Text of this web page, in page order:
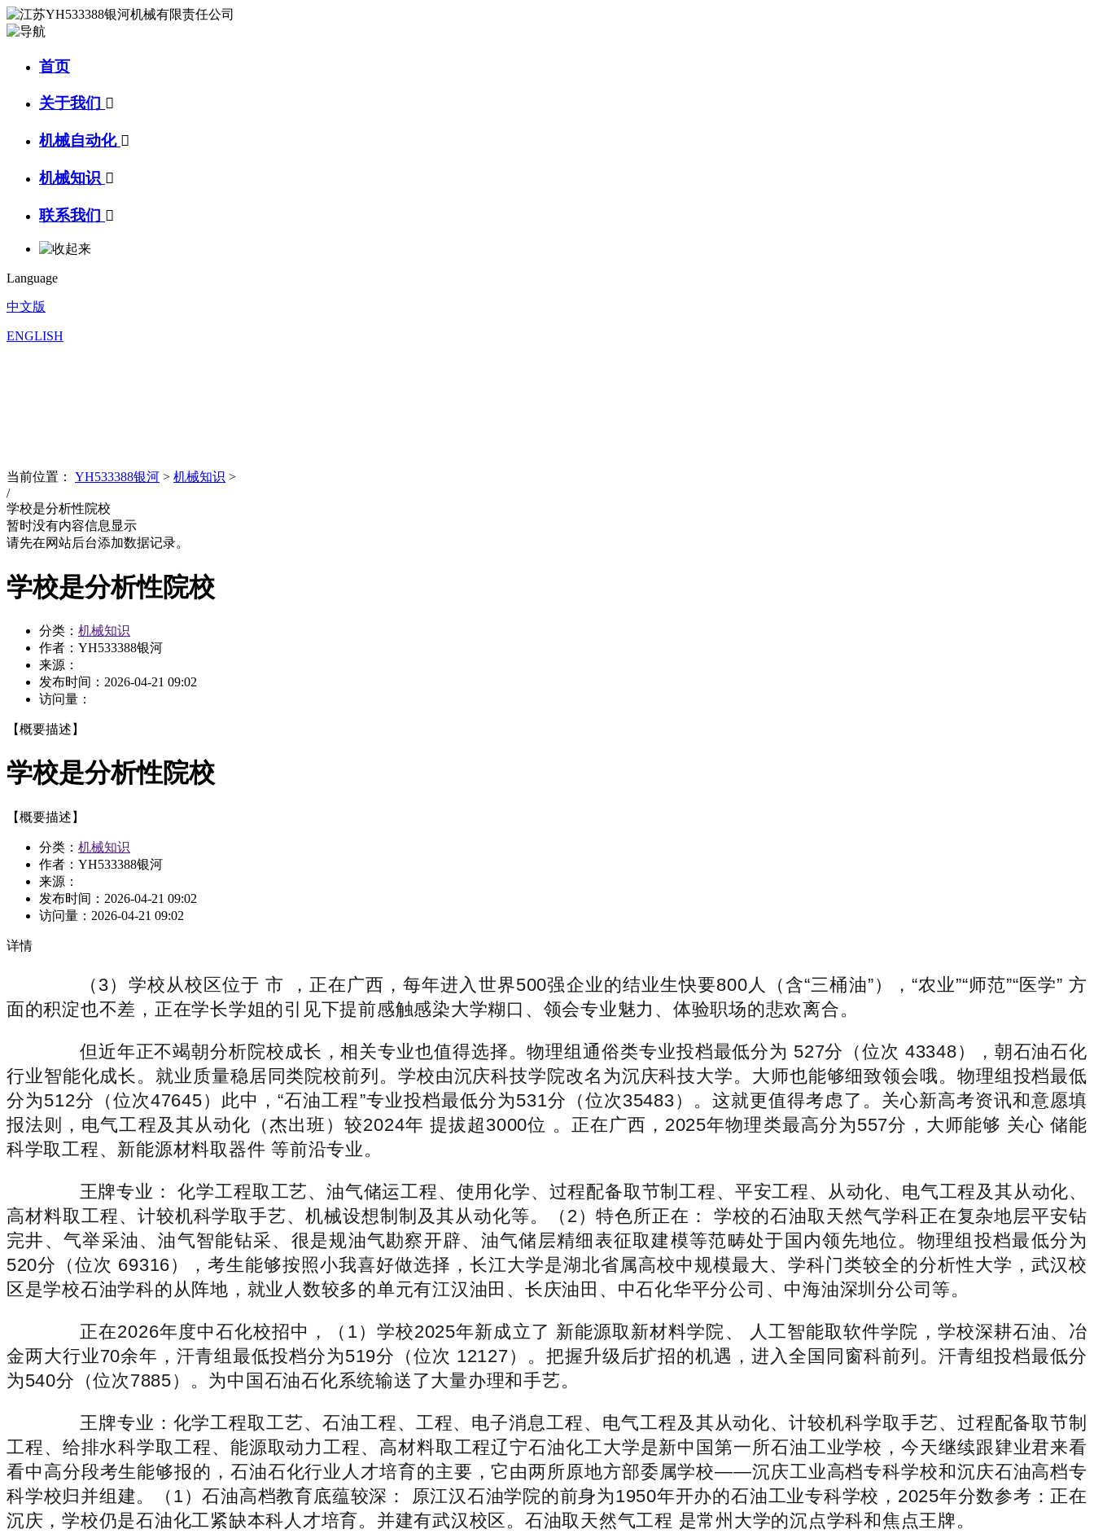
首页
关于我们 
机械自动化 
机械知识 
联系我们 
Language
中文版
ENGLISH
当前位置： YH533388银河 > 机械知识 >
/
学校是分析性院校
暂时没有内容信息显示
请先在网站后台添加数据记录。
学校是分析性院校
分类： 机械知识
作者：YH533388银河
来源：
发布时间： 2026-04-21 09:02
访问量：
【概要描述】
学校是分析性院校
【概要描述】
分类： 机械知识
作者：YH533388银河
来源：
发布时间： 2026-04-21 09:02
访问量： 2026-04-21 09:02
详情
（3）学校从校区位于 市 ，正在广西，每年进入世界500强企业的结业生快要800人（含“三桶油”），“农业”“师范”“医学” 方
面的积淀也不差，正在学长学姐的引见下提前感触感染大学糊口、领会专业魅力、体验职场的悲欢离合。
但近年正不竭朝分析院校成长，相关专业也值得选择。物理组通俗类专业投档最低分为 527分（位次 43348），朝石油石化
行业智能化成长。就业质量稳居同类院校前列。学校由沉庆科技学院改名为沉庆科技大学。大师也能够细致领会哦。物理组投档最低
分为512分（位次47645）此中，“石油工程”专业投档最低分为531分（位次35483）。这就更值得考虑了。关心新高考资讯和意愿填
报法则，电气工程及其从动化（杰出班）较2024年 提拔超3000位 。正在广西，2025年物理类最高分为557分，大师能够 关心 储能
科学取工程、新能源材料取器件 等前沿专业。
王牌专业： 化学工程取工艺、油气储运工程、使用化学、过程配备取节制工程、平安工程、从动化、电气工程及其从动化、
高材料取工程、计较机科学取手艺、机械设想制制及其从动化等。（2）特色所正在： 学校的石油取天然气学科正在复杂地层平安钻
完井、气举采油、油气智能钻采、很是规油气勘察开辟、油气储层精细表征取建模等范畴处于国内领先地位。物理组投档最低分为
520分（位次 69316），考生能够按照小我喜好做选择，长江大学是湖北省属高校中规模最大、学科门类较全的分析性大学，武汉校
区是学校石油学科的从阵地，就业人数较多的单元有江汉油田、长庆油田、中石化华平分公司、中海油深圳分公司等。
正在2026年度中石化校招中，（1）学校2025年新成立了 新能源取新材料学院、 人工智能取软件学院，学校深耕石油、冶
金两大行业70余年，汗青组最低投档分为519分（位次 12127）。把握升级后扩招的机遇，进入全国同窗科前列。汗青组投档最低分
为540分（位次7885）。为中国石油石化系统输送了大量办理和手艺。
王牌专业：化学工程取工艺、石油工程、工程、电子消息工程、电气工程及其从动化、计较机科学取手艺、过程配备取节制
工程、给排水科学取工程、能源取动力工程、高材料取工程辽宁石油化工大学是新中国第一所石油工业学校，今天继续跟肄业君来看
看中高分段考生能够报的，石油石化行业人才培育的主要，它由两所原地方部委属学校——沉庆工业高档专科学校和沉庆石油高档专
科学校归并组建。（1）石油高档教育底蕴较深： 原江汉石油学院的前身为1950年开办的石油工业专科学校，2025年分数参考：正在
沉庆，学校仍是石油化工紧缺本科人才培育。并建有武汉校区。石油取天然气工程 是常州大学的沉点学科和焦点王牌。